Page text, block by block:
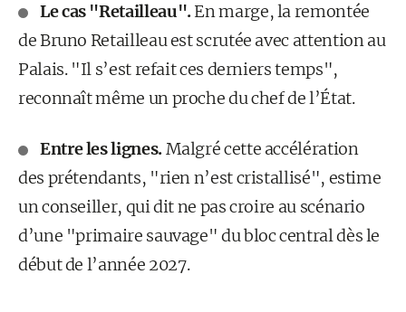
Le cas "Retailleau".En marge, la remontée
de Bruno Retailleau est scrutée avec attention au
Palais. "Il s’est refait ces derniers temps",
reconnaît même un proche du chef de l’État.
Entre les lignes.Malgré cette accélération
des prétendants, "rien n’est cristallisé", estime
un conseiller, qui dit ne pas croire au scénario
d’une "primaire sauvage" du bloc central dès le
début de l’année 2027.